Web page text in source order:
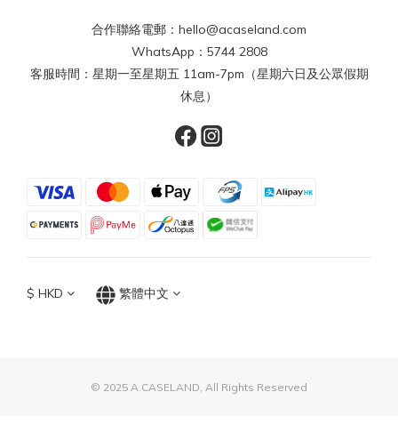
合作聯絡電郵：hello@acaseland.com
WhatsApp：5744 2808
客服時間：星期一至星期五 11am-7pm（星期六日及公眾假期
休息）
$ HKD 繁體中文
© 2025 A.CASELAND, All Rights Reserved